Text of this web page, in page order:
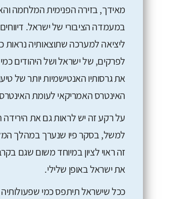
מאידך, בזירה הפנימית המלחמה
במעמדה הציבורי של ישראל.
ליציאה למערכה שתוצאותיה נראות
לפרקים, של ישראל ושל היהודים
את גרסותיו האנטישמיות יותר של
האינטרס האמריקאי לעומת
על רקע זה יש לראות גם את
את ישראל באופן שלילי.
ככל שישראל תיתפס כמי